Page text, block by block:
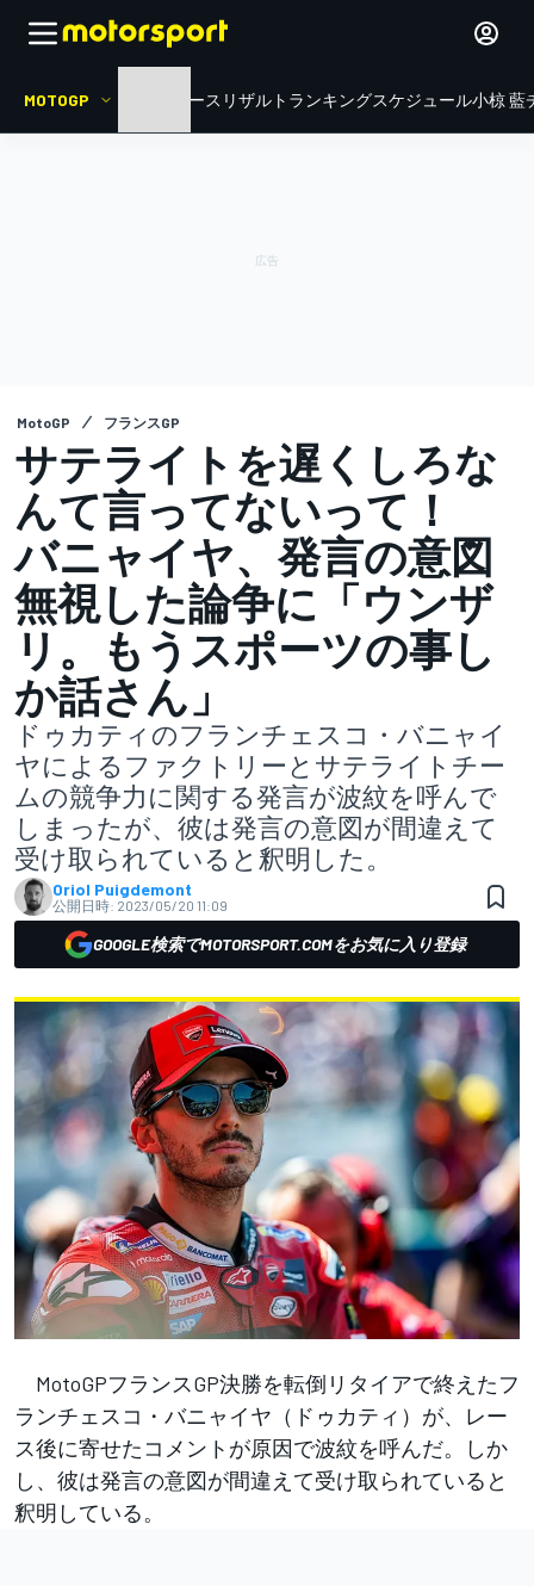
MOTOGP ニュース リザルト ランキングスケジュール小椋 藍
MotoGP フランスGP
サテライトを遅くしろな
んて言ってないって！
バニャイヤ、発言の意図
無視した論争に「ウンザ
リ。もうスポーツの事し
か話さん」
ドゥカティのフランチェスコ・バニャイ
ヤによるファクトリーとサテライトチー
ムの競争力に関する発言が波紋を呼んで
しまったが、彼は発言の意図が間違えて
受け取られていると釈明した。
Oriol Puigdemont
公開日時: 2023/05/20 11:09
GOOGLE検索でMOTORSPORT.COMをお気に入り登録
MotoGPフランスGP決勝を転倒リタイアで終えたフ
ランチェスコ・バニャイヤ（ドゥカティ）が、レー
ス後に寄せたコメントが原因で波紋を呼んだ。しか
し、彼は発言の意図が間違えて受け取られていると
釈明している。